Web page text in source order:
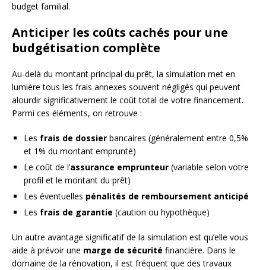
budget familial.
Anticiper les coûts cachés pour une
budgétisation complète
Au-delà du montant principal du prêt, la simulation met en
lumière tous les frais annexes souvent négligés qui peuvent
alourdir significativement le coût total de votre financement.
Parmi ces éléments, on retrouve :
Les frais de dossier bancaires (généralement entre 0,5%
et 1% du montant emprunté)
Le coût de l’assurance emprunteur (variable selon votre
profil et le montant du prêt)
Les éventuelles pénalités de remboursement anticipé
Les frais de garantie (caution ou hypothèque)
Un autre avantage significatif de la simulation est qu’elle vous
aide à prévoir une marge de sécurité financière. Dans le
domaine de la rénovation, il est fréquent que des travaux